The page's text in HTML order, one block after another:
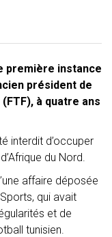
première instance
président de
à quatre ans
interdit d’occuper
du Nord.
affaire déposée
qui avait
et de
tunisien.